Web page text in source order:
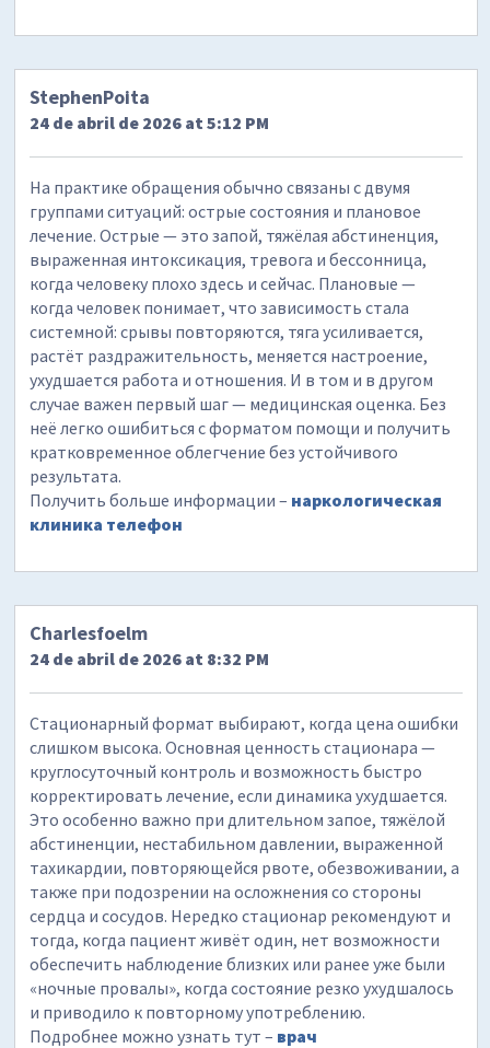
StephenPoita
24 de abril de 2026 at 5:12 PM
На практике обращения обычно связаны с двумя
группами ситуаций: острые состояния и плановое
лечение. Острые — это запой, тяжёлая абстиненция,
выраженная интоксикация, тревога и бессонница,
когда человеку плохо здесь и сейчас. Плановые —
когда человек понимает, что зависимость стала
системной: срывы повторяются, тяга усиливается,
растёт раздражительность, меняется настроение,
ухудшается работа и отношения. И в том и в другом
случае важен первый шаг — медицинская оценка. Без
неё легко ошибиться с форматом помощи и получить
кратковременное облегчение без устойчивого
результата.
Получить больше информации – наркологическая
клиника телефон
Charlesfoelm
24 de abril de 2026 at 8:32 PM
Стационарный формат выбирают, когда цена ошибки
слишком высока. Основная ценность стационара —
круглосуточный контроль и возможность быстро
корректировать лечение, если динамика ухудшается.
Это особенно важно при длительном запое, тяжёлой
абстиненции, нестабильном давлении, выраженной
тахикардии, повторяющейся рвоте, обезвоживании, а
также при подозрении на осложнения со стороны
сердца и сосудов. Нередко стационар рекомендуют и
тогда, когда пациент живёт один, нет возможности
обеспечить наблюдение близких или ранее уже были
«ночные провалы», когда состояние резко ухудшалось
и приводило к повторному употреблению.
Подробнее можно узнать тут – врач